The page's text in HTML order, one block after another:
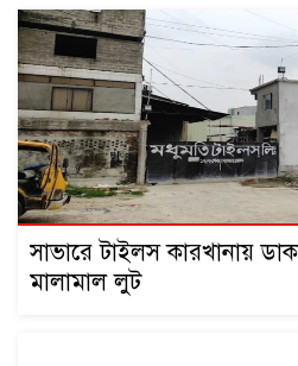
সাভারে টাইলস কারখানায়
মালামাল লুট